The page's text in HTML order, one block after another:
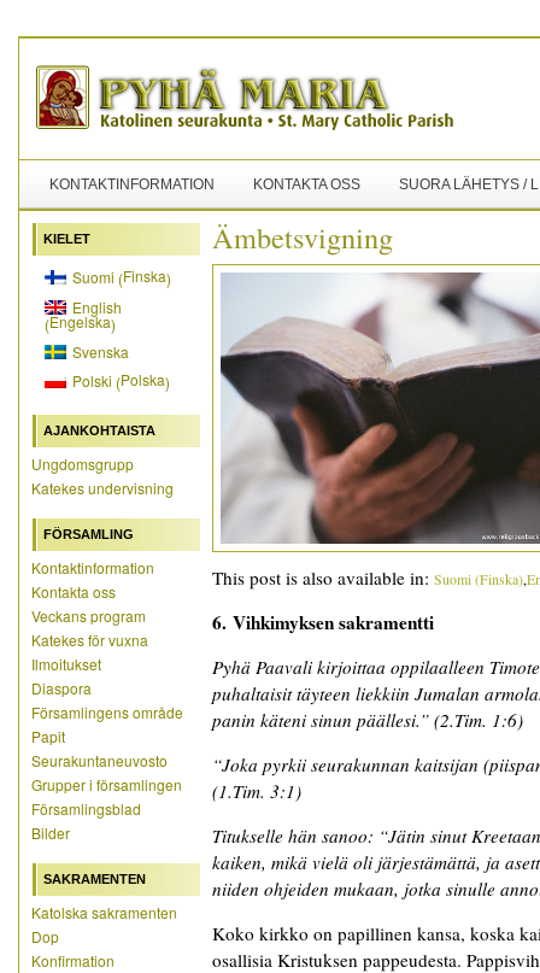
KONTAKTINFORMATION KONTAKTA OSS SUORA LÄHETYS /
KIELET
Suomi (Finska)
English
(Engelska)
Svenska
Polski (Polska)
AJANKOHTAISTA
Ungdomsgrupp
Katekes undervisning
FÖRSAMLING
Kontaktinformation
Kontakta oss
Veckans program
Katekes för vuxna
Ilmoitukset
Diaspora
Församlingens område
Papit
Seurakuntaneuvosto
Grupper i församlingen
Församlingsblad
Bilder
SAKRAMENTEN
Katolska sakramenten
Dop
Konfirmation
Ämbetsvigning
This post is also available in: Suomi(Finska)
6. Vihkimyksen sakramentti
Pyhä Paavali kirjoittaa oppilaalleen
puhaltaisit täyteen liekkiin Jumalan
panin käteni sinun päällesi.” (2.Tim. 1:6)
“Joka pyrkii seurakunnan kaitsijan
(1.Tim. 3:1)
Titukselle hän sanoo: “Jätin sinut
kaiken, mikä vielä oli järjestämättä, ja
niiden ohjeiden mukaan, jotka sinulle
Koko kirkko on papillinen kansa, koska
osallisia Kristuksen pappeudesta.